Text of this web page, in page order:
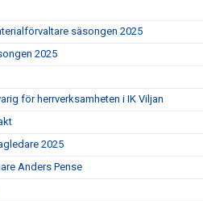
säsongen 2025
2025
för herrverksamheten i IK Viljan
2025
Anders Pense